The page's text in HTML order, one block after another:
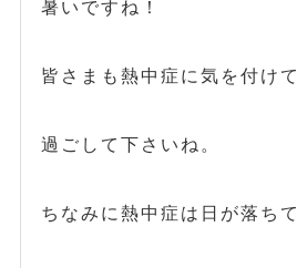
暑いですね！
皆さまも熱中症に気を付けて
過ごして下さいね。
ちなみに熱中症は日が落ちて